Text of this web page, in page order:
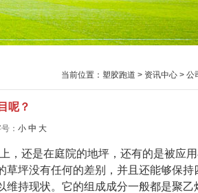
当前位置： 塑胶跑道 > 资讯中心 > 公
呢？
： 小 中 大
，还是在庭院的地坪，还有的是被应
草坪没有任何的差别，并且还能够保持
维持现状。它的组成成分一般都是聚乙